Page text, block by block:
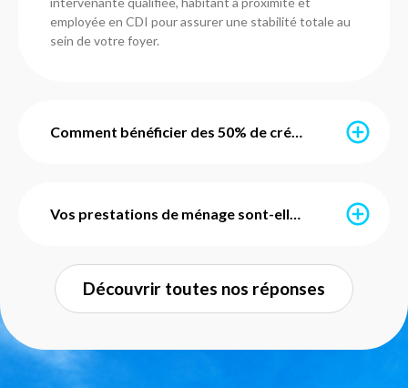
employée en CDI pour assurer une stabilité totale au
sein de votre foyer.
Comment bénéficier des 50% de crédit d'impôt immédiat ?
l'URSSAF, vous ne payez que la moitié de votre facture
fois activé, le crédit d'impôt de 50 % est déduit en
temps réel : si votre prestation coûte 100 €, seuls 50
€ sont prélevés sur votre compte. C'est simple,
Vos prestations de ménage sont-elles avec ou sans engagement ?
Chez Centre Services Paris, nous prônons la liberté.
Toutes nos prestations de ménage et de repassage
sont sans engagement de durée et sans frais de
arrêter vos interventions sur simple appel à votre
agence de proximité. Notre objectif est de vous
Découvrir toutes nos réponses